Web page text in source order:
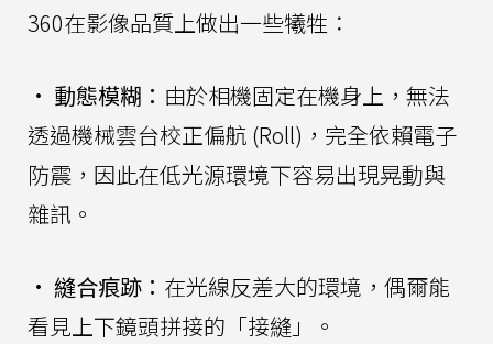
360在影像品質上做出一些犧牲：
• 動態模糊： 由於相機固定在機身上，無法
透過機械雲台校正偏航 (Roll)，完全依賴電子
防震，因此在低光源環境下容易出現晃動與
雜訊。
• 縫合痕跡： 在光線反差大的環境，偶爾能
看見上下鏡頭拼接的「接縫」。